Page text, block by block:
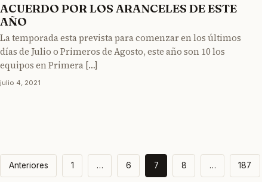
ACUERDO POR LOS ARANCELES DE ESTE
AÑO
La temporada esta prevista para comenzar en los últimos
días de Julio o Primeros de Agosto, este año son 10 los
equipos en Primera […]
julio 4, 2021
Paginación
Anteriores 1 … 6 7 8 … 187